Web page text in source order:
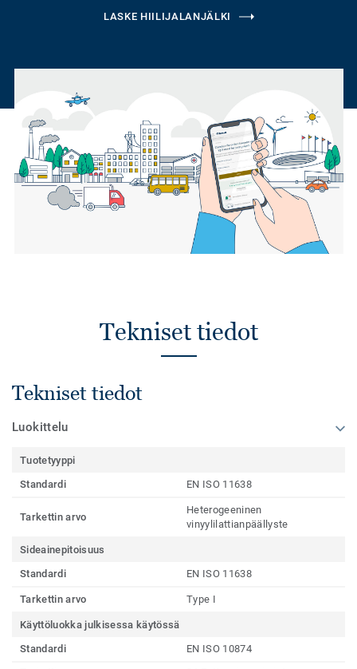
LASKE HIILIJALANJÄLKI
Tekniset tiedot
Tekniset tiedot
Luokittelu
Tuotetyyppi
Standardi
EN ISO 11638
Tarkettin arvo
Heterogeeninen
vinyylilattianpäällyste
Sideainepitoisuus
Standardi
EN ISO 11638
Tarkettin arvo Type I
Käyttöluokka julkisessa käytössä
Standardi
EN ISO 10874